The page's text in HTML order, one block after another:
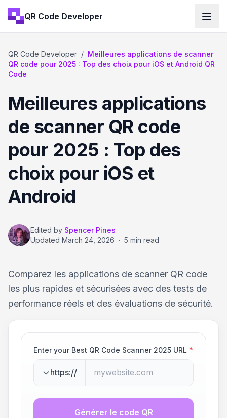
QR Code Developer
QR Code Developer / Meilleures applications de scanner
QR code pour 2025 : Top des choix pour iOS et Android QR
Code
Meilleures applications
de scanner QR code
pour 2025 : Top des
choix pour iOS et
Android
Edited by Spencer Pines
Updated March 24, 2026 · 5 min read
Comparez les applications de scanner QR code
les plus rapides et sécurisées avec des tests de
performance réels et des évaluations de sécurité.
Enter your Best QR Code Scanner 2025 URL *
https://
Générer le code QR